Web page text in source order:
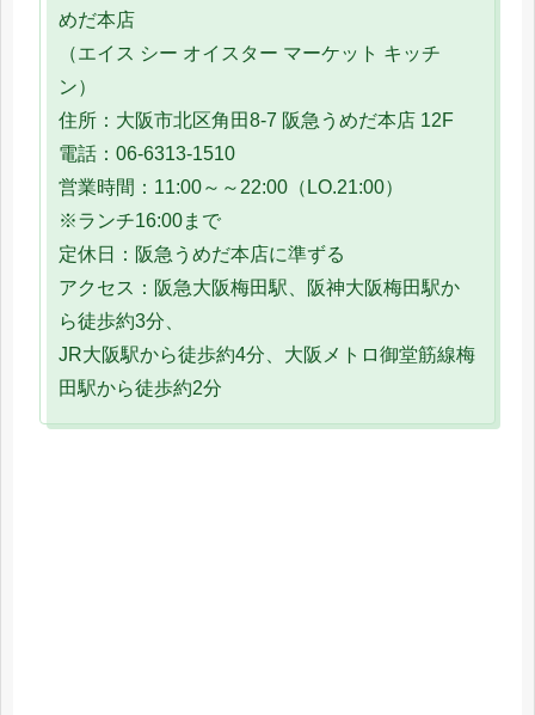
めだ本店
（エイス シー オイスター マーケット キッチ
ン）
住所：大阪市北区角田8-7 阪急うめだ本店 12F
電話：06-6313-1510
営業時間：11:00～～22:00（LO.21:00）
※ランチ16:00まで
定休日：阪急うめだ本店に準ずる
アクセス：阪急大阪梅田駅、阪神大阪梅田駅か
ら徒歩約3分、
JR大阪駅から徒歩約4分、大阪メトロ御堂筋線梅
田駅から徒歩約2分